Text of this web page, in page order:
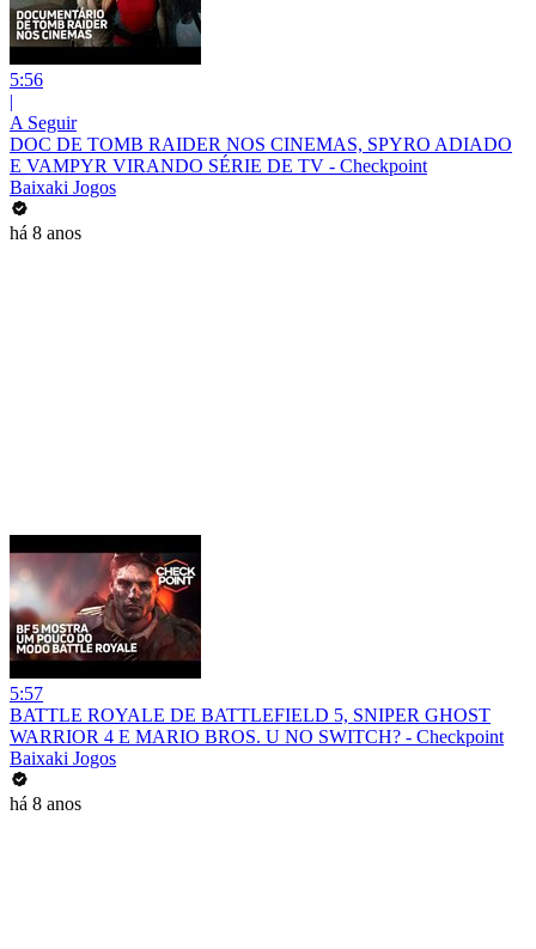
5:56
|
A Seguir
DOC DE TOMB RAIDER NOS CINEMAS, SPYRO ADIADO
E VAMPYR VIRANDO SÉRIE DE TV - Checkpoint
Baixaki Jogos
há 8 anos
5:57
BATTLE ROYALE DE BATTLEFIELD 5, SNIPER GHOST
WARRIOR 4 E MARIO BROS. U NO SWITCH? - Checkpoint
Baixaki Jogos
há 8 anos